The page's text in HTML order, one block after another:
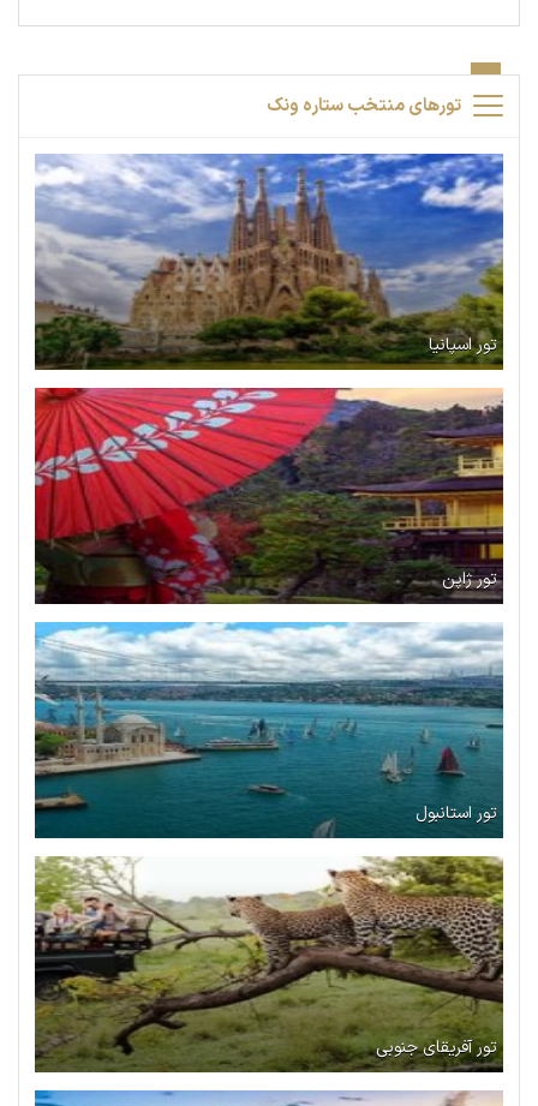
تورهای منتخب ستاره ونک
تور اسپانیا
تور ژاپن
تور استانبول
تور آفریقای جنوبی